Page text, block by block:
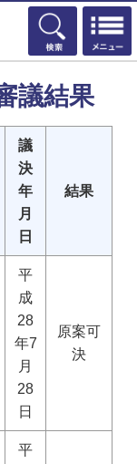
検索
議結果
議
決
年
月
日
結果
平
成
28
年7
月
28
日
原案可
決
平